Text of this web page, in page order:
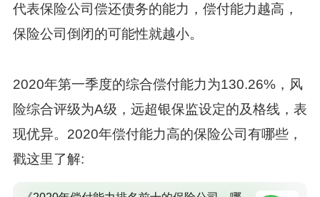
代表保险公司偿还债务的能力，偿付能力越高，
保险公司倒闭的可能性就越小。
2020年第一季度的综合偿付能力为130.26%，风
险综合评级为A级，远超银保监设定的及格线，表
现优异。2020年偿付能力高的保险公司有哪些，
戳这里了解: